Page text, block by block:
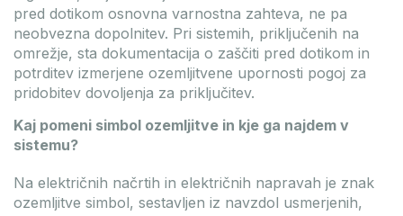
pred dotikom osnovna varnostna zahteva, ne pa
neobvezna dopolnitev. Pri sistemih, priključenih na
omrežje, sta dokumentacija o zaščiti pred dotikom in
potrditev izmerjene ozemljitvene upornosti pogoj za
pridobitev dovoljenja za priključitev.
Kaj pomeni simbol ozemljitve in kje ga najdem v
sistemu?
Na električnih načrtih in električnih napravah je znak
ozemljitve simbol, sestavljen iz navzdol usmerjenih,